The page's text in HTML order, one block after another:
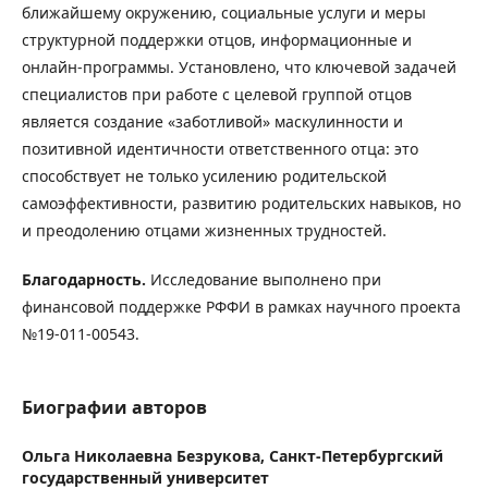
ближайшему окружению, социальные услуги и меры
структурной поддержки отцов, информационные и
онлайн-программы. Установлено, что ключевой задачей
специалистов при работе с целевой группой отцов
является создание «заботливой» маскулинности и
позитивной идентичности ответственного отца: это
способствует не только усилению родительской
самоэффективности, развитию родительских навыков, но
и преодолению отцами жизненных трудностей.
Благодарность. Исследование выполнено при
финансовой поддержке РФФИ в рамках научного проекта
№19-011-00543.
Биографии авторов
Ольга Николаевна Безрукова, Санкт-Петербургский
государственный университет